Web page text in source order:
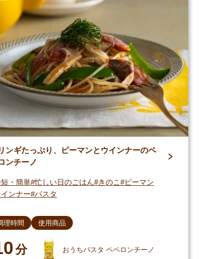
ンギたっぷり、ピーマンとウインナーのペ
ンチーノ
・簡単 忙しい日のごはん きのこ
ピーマン
ンナー パスタ
理時間
分
使用商品
おうちパスタ ペペロンチーノ